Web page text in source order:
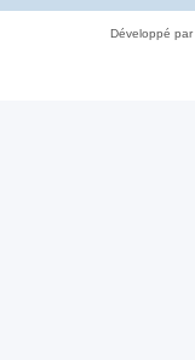
Développé par